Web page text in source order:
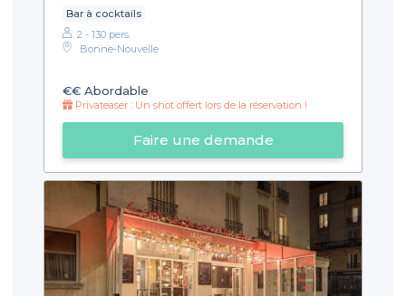
Bar à cocktails
2 - 130 pers.
Bonne-Nouvelle
€€ Abordable
Privateaser : Un shot offert lors de la réservation !
Faire une demande